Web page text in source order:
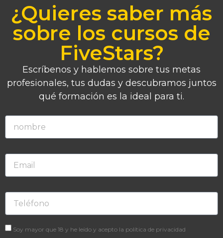
¿Quieres saber más
sobre los cursos de
FiveStars?
Escríbenos y hablemos sobre tus metas
profesionales, tus dudas y descubramos juntos
qué formación es la ideal para ti.
Soy mayor que 18 y he leído y acepto la política de privacidad